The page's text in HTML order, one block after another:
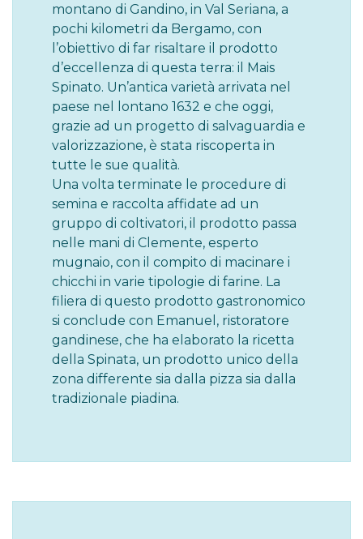
montano di Gandino, in Val Seriana, a
pochi kilometri da Bergamo, con
l’obiettivo di far risaltare il prodotto
d’eccellenza di questa terra: il Mais
Spinato. Un’antica varietà arrivata nel
paese nel lontano 1632 e che oggi,
grazie ad un progetto di salvaguardia e
valorizzazione, è stata riscoperta in
tutte le sue qualità.
Una volta terminate le procedure di
semina e raccolta affidate ad un
gruppo di coltivatori, il prodotto passa
nelle mani di Clemente, esperto
mugnaio, con il compito di macinare i
chicchi in varie tipologie di farine. La
filiera di questo prodotto gastronomico
si conclude con Emanuel, ristoratore
gandinese, che ha elaborato la ricetta
della Spinata, un prodotto unico della
zona differente sia dalla pizza sia dalla
tradizionale piadina.